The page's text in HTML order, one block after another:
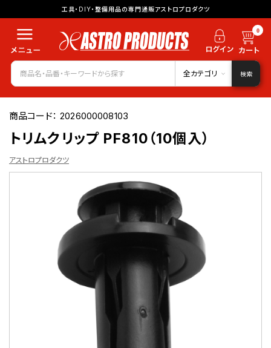
工具・DIY・整備用品の専門通販アストロプロダクツ
0
全カテゴリ 検索
商品コード：2026000008103
トリムクリップ PF810（10個入）
アストロプロダクツ